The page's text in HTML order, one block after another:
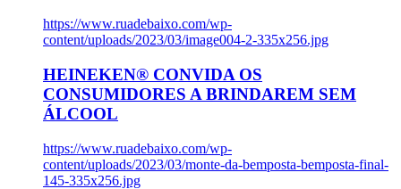
https://www.ruadebaixo.com/wp-
content/uploads/2023/03/image004-2-335x256.jpg
HEINEKEN® CONVIDA OS
CONSUMIDORES A BRINDAREM SEM
ÁLCOOL
https://www.ruadebaixo.com/wp-
content/uploads/2023/03/monte-da-bemposta-bemposta-final-
145-335x256.jpg